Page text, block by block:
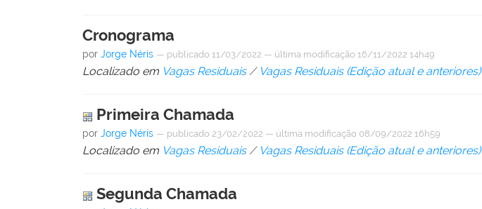
Cronograma
porJorge Néris — publicado 11/03/2022 — última modificação 16/11/2022 14h49
Localizado em Vagas Residuais / Vagas Residuais (Edição atual e anteriores)
Primeira Chamada
porJorge Néris — publicado 23/02/2022 — última modificação 08/09/2022 16h59
Localizado em Vagas Residuais / Vagas Residuais (Edição atual e anteriores)
Segunda Chamada